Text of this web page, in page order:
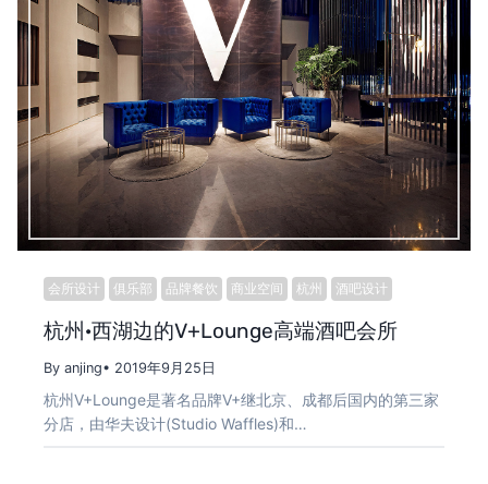
会所设计 俱乐部 品牌餐饮 商业空间 杭州 酒吧设计
杭州·西湖边的V+Lounge高端酒吧会所
By anjing• 2019年9月25日
杭州V+Lounge是著名品牌V+继北京、成都后国内的第三家
分店，由华夫设计(Studio Waffles)和…